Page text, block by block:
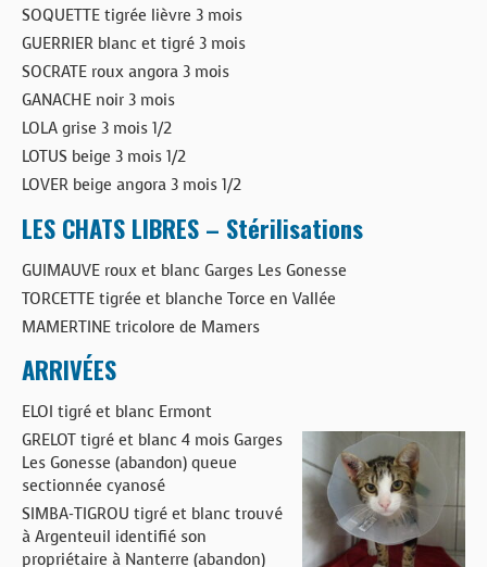
SOQUETTE tigrée lièvre 3 mois
GUERRIER blanc et tigré 3 mois
SOCRATE roux angora 3 mois
GANACHE noir 3 mois
LOLA grise 3 mois 1/2
LOTUS beige 3 mois 1/2
LOVER beige angora 3 mois 1/2
LES CHATS LIBRES – Stérilisations
GUIMAUVE roux et blanc Garges Les Gonesse
TORCETTE tigrée et blanche Torce en Vallée
MAMERTINE tricolore de Mamers
ARRIVÉES
ELOI tigré et blanc Ermont
GRELOT tigré et blanc 4 mois Garges
Les Gonesse (abandon) queue
sectionnée cyanosé
SIMBA-TIGROU tigré et blanc trouvé
à Argenteuil identifié son
propriétaire à Nanterre (abandon)